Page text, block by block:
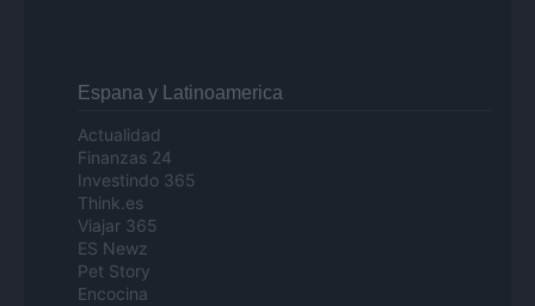
Espana y Latinoamerica
Actualidad
Finanzas 24
Investindo 365
Think.es
Viajar 365
ES Newz
Pet Story
Encocina